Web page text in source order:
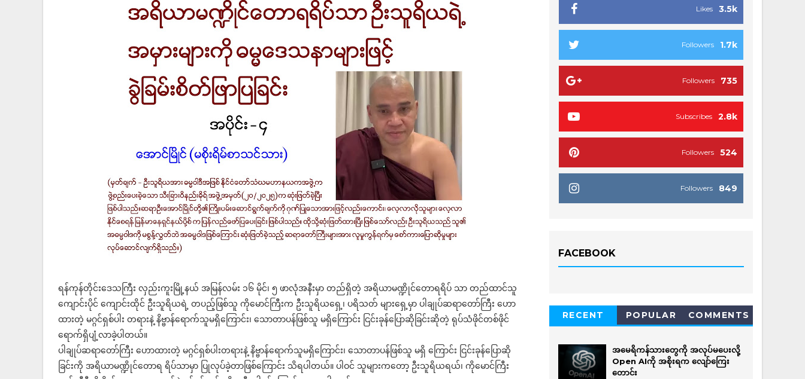
ရန်ကုန်တိုင်းဒေသကြီး လှည်းကူးမြို့နယ် အမြန်လမ်း ၁၆ မိုင်၊ ၅ ဖာလုံအနီးမှာ တည်ရှိတဲ့ အရိယာမဏ္ဍိုင်တောရရိပ် သာ တည်ထာင်သူ
ကျောင်းပိုင် ကျောင်းထိုင် ဦးသူရိယရဲ့ တပည့်ဖြစ်သူ ကိုမောင်ကြီးက ဦးသူရိယရှေ့၊ ပရိသတ် များရှေ့မှာ ပါချုပ်ဆရာတော်ကြီး ဟော
ထားတဲ့ မဂ္ဂင်ရှစ်ပါး တရားနဲ့ နိဗ္ဗာန်ရောက်သူမရှိကြောင်း၊ သောတာပန်ဖြစ်သူ မရှိကြောင်း ငြင်းခုန်ပြောဆိုခြင်းဆိုတဲ့ ရုပ်သံဖိုင်တစ်ဖိုင်
ရောက်ရှိပျံ့လာခဲ့ပါတယ်။
ပါချုပ်ဆရာတော်ကြီး ဟောထားတဲ့ မဂ္ဂင်ရှစ်ပါးတရားနဲ့ နိဗ္ဗာန်ရောက်သူမရှိကြောင်း၊ သောတာပန်ဖြစ်သူ မရှိ ကြောင်း ငြင်းခုန်ပြောဆို
ခြင်းကို အရိယာမဏ္ဍိုင်တောရ ရိပ်သာမှာ ပြုလုပ်ခဲ့တာဖြစ်ကြောင်း သိရပါတယ်။ ပါဝင် သူများကတော့ ဦးသူရိယရယ်၊ ကိုမောင်ကြီး
3.5k
Likes
1.7k
Followers
735
Followers
2.8k
Subscribes
524
Followers
849
Followers
FACEBOOK
RECENT POPULAR COMMENTS
အမေရိကန်သားတွေကို အလုပ်မပေးလို့
Open AIကို အစိုးရက လျော်ကြေး
တောင်း